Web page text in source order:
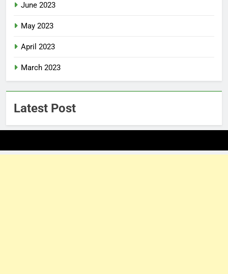
June 2023
May 2023
April 2023
March 2023
Latest Post